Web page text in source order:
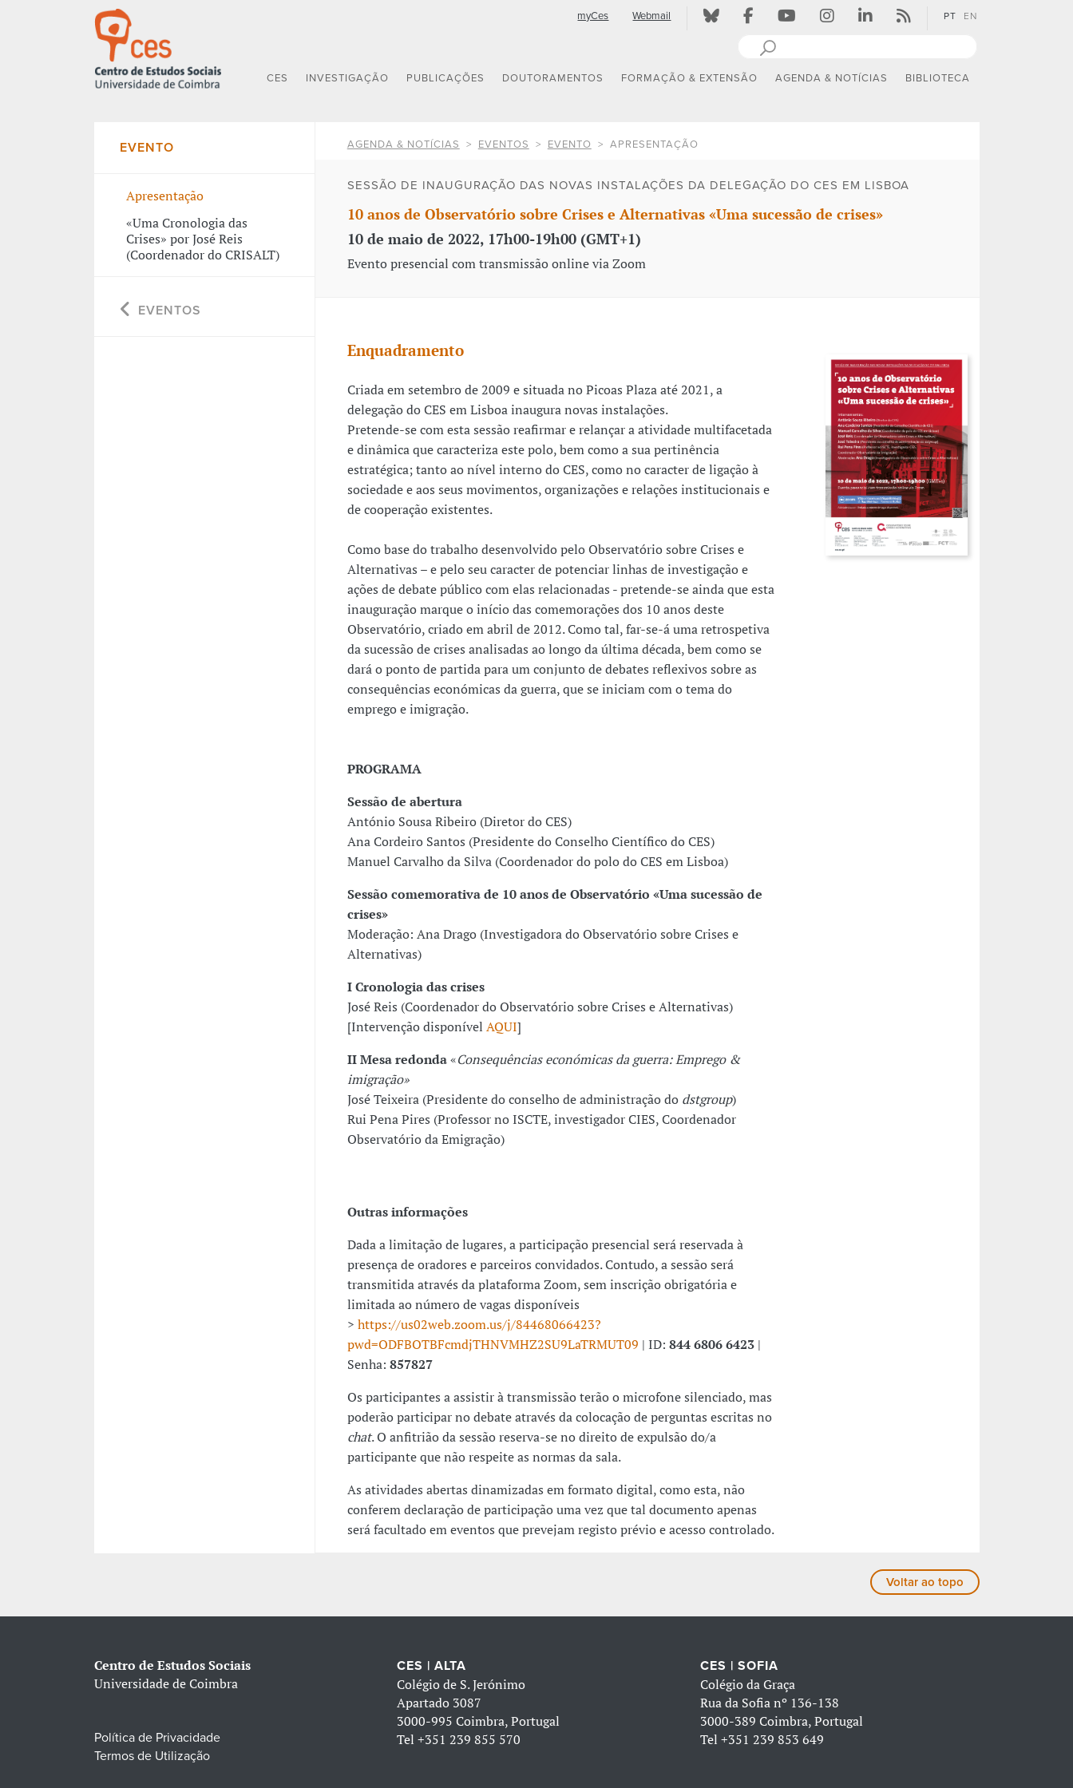
myCes Webmail PT EN
CES INVESTIGAÇÃO PUBLICAÇÕES DOUTORAMENTOS FORMAÇÃO & EXTENSÃO AGENDA & NOTÍCIAS BIBLIOTECA
EVENTO
Apresentação
«Uma Cronologia das
Crises» por José Reis
(Coordenador do CRISALT)
EVENTOS
AGENDA & NOTÍCIAS EVENTOS EVENTO APRESENTAÇÃO
SESSÃO DE INAUGURAÇÃO DAS NOVAS INSTALAÇÕES DA DELEGAÇÃO DO CES EM LISBOA
10 anos de Observatório sobre Crises e Alternativas «Uma sucessão de crises»
10 de maio de 2022, 17h00-19h00 (GMT+1)
Evento presencial com transmissão online via Zoom
Enquadramento
Criada em setembro de 2009 e situada no Picoas Plaza até 2021, a
delegação do CES em Lisboa inaugura novas instalações.
Pretende-se com esta sessão reafirmar e relançar a atividade multifacetada
e dinâmica que caracteriza este polo, bem como a sua pertinência
estratégica; tanto ao nível interno do CES, como no caracter de ligação à
sociedade e aos seus movimentos, organizações e relações institucionais e
de cooperação existentes.
Como base do trabalho desenvolvido pelo Observatório sobre Crises e
Alternativas – e pelo seu caracter de potenciar linhas de investigação e
ações de debate público com elas relacionadas - pretende-se ainda que esta
inauguração marque o início das comemorações dos 10 anos deste
Observatório, criado em abril de 2012. Como tal, far-se-á uma retrospetiva
da sucessão de crises analisadas ao longo da última década, bem como se
dará o ponto de partida para um conjunto de debates reflexivos sobre as
consequências económicas da guerra, que se iniciam com o tema do
emprego e imigração.
PROGRAMA
Sessão de abertura
António Sousa Ribeiro (Diretor do CES)
Ana Cordeiro Santos (Presidente do Conselho Científico do CES)
Manuel Carvalho da Silva (Coordenador do polo do CES em Lisboa)
Sessão comemorativa de 10 anos de Observatório «Uma sucessão de
crises»
Moderação: Ana Drago (Investigadora do Observatório sobre Crises e
Alternativas)
I Cronologia das crises
José Reis (Coordenador do Observatório sobre Crises e Alternativas)
[Intervenção disponível AQUI]
II Mesa redonda«Consequências económicas da guerra: Emprego &
imigração»
José Teixeira (Presidente do conselho de administração do dstgroup)
Rui Pena Pires (Professor no ISCTE, investigador CIES, Coordenador
Observatório da Emigração)
Outras informações
Dada a limitação de lugares, a participação presencial será reservada à
presença de oradores e parceiros convidados. Contudo, a sessão será
transmitida através da plataforma Zoom, sem inscrição obrigatória e
limitada ao número de vagas disponíveis
> https://us02web.zoom.us/j/84468066423?
pwd=ODFBOTBFcmdjTHNVMHZ2SU9LaTRMUT09 | ID: 844 6806 6423|
Senha: 857827
Os participantes a assistir à transmissão terão o microfone silenciado, mas
poderão participar no debate através da colocação de perguntas escritas no
chat. O anfitrião da sessão reserva-se no direito de expulsão do/a
participante que não respeite as normas da sala.
As atividades abertas dinamizadas em formato digital, como esta, não
conferem declaração de participação uma vez que tal documento apenas
será facultado em eventos que prevejam registo prévio e acesso controlado.
Voltar ao topo
Centro de Estudos Sociais
Universidade de Coimbra
Política de Privacidade
Termos de Utilização
CES | ALTA
Colégio de S. Jerónimo
Apartado 3087
3000-995 Coimbra, Portugal
Tel+351 239 855 570
CES | SOFIA
Colégio da Graça
Rua da Sofia nº 136-138
3000-389 Coimbra, Portugal
Tel +351 239 853 649